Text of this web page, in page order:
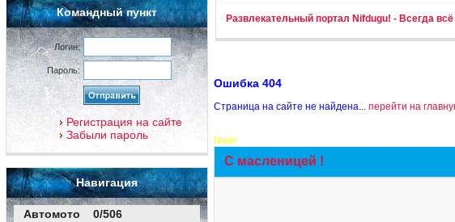
Командный пункт
Логин:
Пароль:
Регистрация на сайте
Забыли пароль
Навигация
Автомото 0/506
Развлекательный портал Nifdugu! - Всегда
Ошибка 404
Страница на сайте не найдена... перейти на
New!
С масленицей !